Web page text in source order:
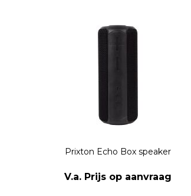
Prixton Echo Box speaker
V.a. Prijs op aanvraag